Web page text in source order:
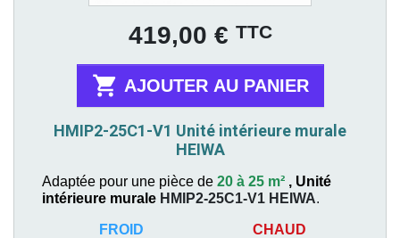
419,00 € TTC
 AJOUTER AU PANIER
HMIP2-25C1-V1 Unité intérieure murale
HEIWA
Adaptée pour une pièce de 20 à 25 m² , Unité
intérieure murale HMIP2-25C1-V1 HEIWA.
FROID CHAUD